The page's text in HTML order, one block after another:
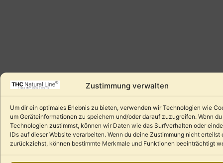
Zustimmung verwalten
Um dir ein optimales Erlebnis zu bieten, verwenden wir Technologien wie
um Geräteinformationen zu speichern und/oder darauf zuzugreifen. Wenn
Technologien zustimmst, können wir Daten wie das Surfverhalten oder
IDs auf dieser Website verarbeiten. Wenn du deine Zustimmung nicht erteilst
zurückziehst, können bestimmte Merkmale und Funktionen beeinträchtigt